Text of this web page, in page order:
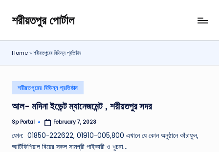
Skip
content
শরীয়তপুর পোর্টাল
শরীয়তপুর
জেলা
বিষয়ক
পোর্টাল
Home»শরীয়তপুরের বিভিন্ন প্রতিষ্ঠান
Posted
in
শরীয়তপুরের বিভিন্ন প্রতিষ্ঠান
আল- মদিনা ইভেন্ট ম্যানেজমেন্ট , শরীয়তপুর সদর
Posted
Sp Portal February 7, 2023
ফোন: 01850-222622, 01910-005,800 এখানে যে কোন অনুষ্ঠানে কাঁচাফুল,
আর্টিফিশিয়াল বিয়ের সকল সামগ্রী পাইকারী ও খুচরা…